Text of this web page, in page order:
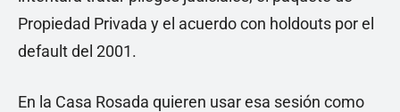
Propiedad Privada y el acuerdo con holdouts por el
default del 2001.
En la Casa Rosada quieren usar esa sesión como